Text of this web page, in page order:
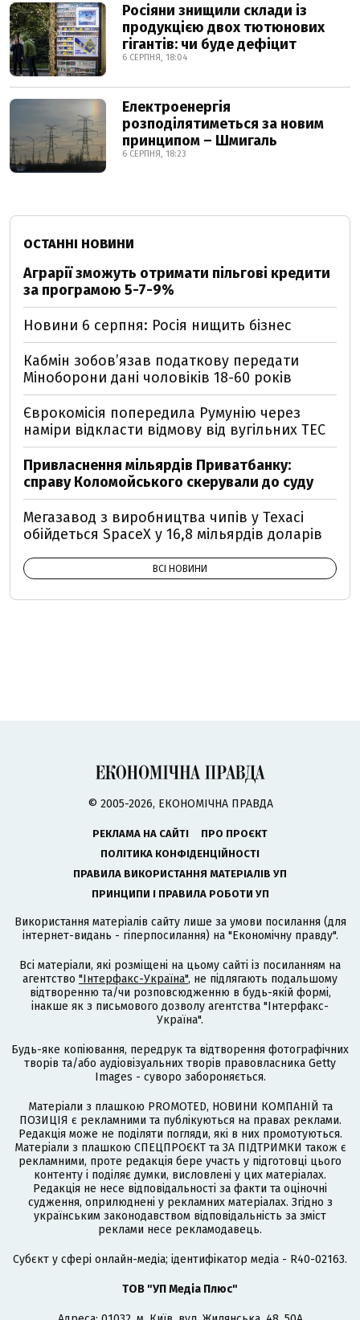
Росіяни знищили склади із
продукцією двох тютюнових
гігантів: чи буде дефіцит
6 СЕРПНЯ, 18:04
Електроенергія
розподілятиметься за новим
принципом – Шмигаль
6 СЕРПНЯ, 18:23
ОСТАННІ НОВИНИ
Аграрії зможуть отримати пільгові кредити
за програмою 5-7-9%
Новини 6 серпня: Росія нищить бізнес
Кабмін зобовʼязав податкову передати
Міноборони дані чоловіків 18-60 років
Єврокомісія попередила Румунію через
наміри відкласти відмову від вугільних ТЕС
Привласнення мільярдів Приватбанку:
справу Коломойського скерували до суду
Мегазавод з виробництва чипів у Техасі
обійдеться SpaceX у 16,8 мільярдів доларів
ВСІ НОВИНИ
© 2005-2026, ЕКОНОМІЧНА ПРАВДА
РЕКЛАМА НА САЙТІ
ПРО ПРОЄКТ
ПОЛІТИКА КОНФІДЕНЦІЙНОСТІ
ПРАВИЛА ВИКОРИСТАННЯ МАТЕРІАЛІВ УП
ПРИНЦИПИ І ПРАВИЛА РОБОТИ УП
Використання матеріалів сайту лише за умови посилання (для
інтернет-видань - гіперпосилання) на "Економічну правду".
Всі матеріали, які розміщені на цьому сайті із посиланням на
агентство "Інтерфакс-Україна", не підлягають подальшому
відтворенню та/чи розповсюдженню в будь-якій формі,
інакше як з письмового дозволу агентства "Інтерфакс-
Україна".
Будь-яке копіювання, передрук та відтворення фотографічних
творів та/або аудіовізуальних творів правовласника Getty
Images - суворо забороняється.
Матеріали з плашкою PROMOTED, НОВИНИ КОМПАНІЙ та
ПОЗИЦІЯ є рекламними та публікуються на правах реклами.
Редакція може не поділяти погляди, які в них промотуються.
Матеріали з плашкою СПЕЦПРОЄКТ та ЗА ПІДТРИМКИ також є
рекламними, проте редакція бере участь у підготовці цього
контенту і поділяє думки, висловлені у цих матеріалах.
Редакція не несе відповідальності за факти та оціночні
судження, оприлюднені у рекламних матеріалах. Згідно з
українським законодавством відповідальність за зміст
реклами несе рекламодавець.
Cубєкт у сфері онлайн-медіа; ідентифікатор медіа - R40-02163.
ТОВ "УП Медіа Плюс"